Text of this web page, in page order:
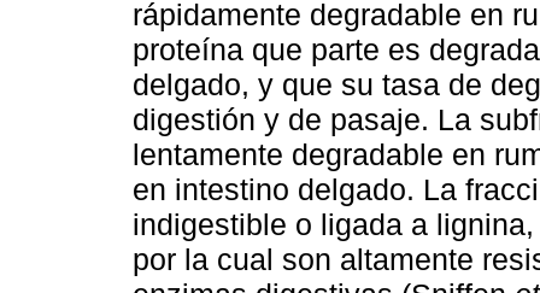
rápidamente degradable en
proteína que parte es
delgado, y que su tasa de
digestión y de pasaje. La
lentamente degradable en
en intestino delgado. La
indigestible o ligada a
por la cual son altamente